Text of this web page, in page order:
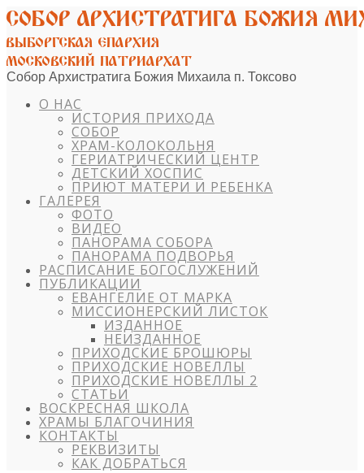
Собор Архистратига Божия Михаила п. Токсово
О НАС
ИСТОРИЯ ПРИХОДА
СОБОР
ХРАМ-КОЛОКОЛЬНЯ
ГЕРИАТРИЧЕСКИЙ ЦЕНТР
ДЕТСКИЙ ХОСПИС
ПРИЮТ МАТЕРИ И РЕБЕНКА
ГАЛЕРЕЯ
ФОТО
ВИДЕО
ПАНОРАМА СОБОРА
ПАНОРАМА ПОДВОРЬЯ
РАСПИСАНИЕ БОГОСЛУЖЕНИЙ
ПУБЛИКАЦИИ
ЕВАНГЕЛИЕ ОТ МАРКА
МИССИОНЕРСКИЙ ЛИСТОК
ИЗДАННОЕ
НЕИЗДАННОЕ
ПРИХОДСКИЕ БРОШЮРЫ
ПРИХОДСКИЕ НОВЕЛЛЫ
ПРИХОДСКИЕ НОВЕЛЛЫ 2
СТАТЬИ
ВОСКРЕСНАЯ ШКОЛА
ХРАМЫ БЛАГОЧИНИЯ
КОНТАКТЫ
РЕКВИЗИТЫ
КАК ДОБРАТЬСЯ